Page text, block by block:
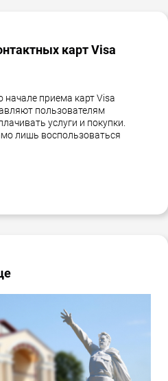
карт Visa
приема карт Visa
пользователям
услуги и покупки.
лишь воспользоваться